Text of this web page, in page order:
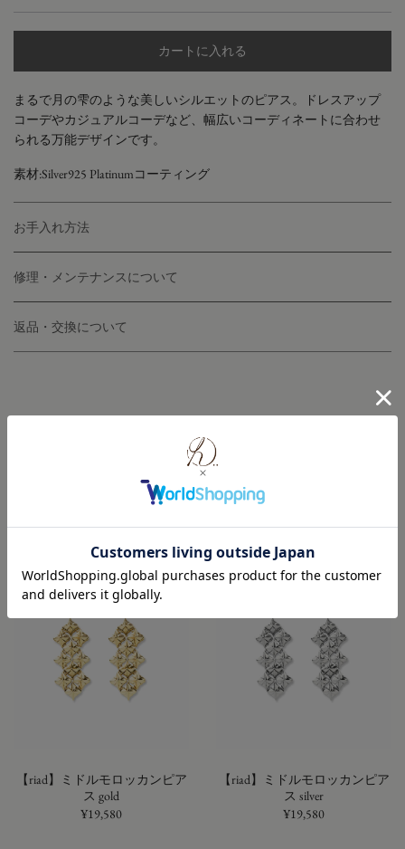
カートに入れる
まるで月の雫のような美しいシルエットのピアス。ドレスアップ
コーデやカジュアルコーデなど、幅広いコーディネートに合わせ
られる万能デザインです。
素材:Silver925 Platinumコーティング
お手入れ方法
修理・メンテナンスについて
返品・交換について
NEW IN
【riad】ミドルモロッカンピア
ス gold
¥19,580
【riad】ミドルモロッカンピア
ス silver
¥19,580